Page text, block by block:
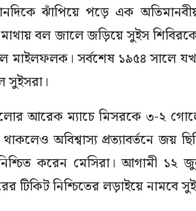
ঝাঁপিয়ে পড়ে এক
মাথায় বল জালে জড়িয়ে সুইস
সর্বশেষ ১৯৫৪ সালে যখন
সুইসরা।
আরেক ম্যাচে মিসরকে ৩-২ গোলে
অবিশ্বাস্য প্রত্যাবর্তনে জয়
করেন মেসিরা। আগামী ১২
টিকিট নিশ্চিতের লড়াইয়ে নামবে